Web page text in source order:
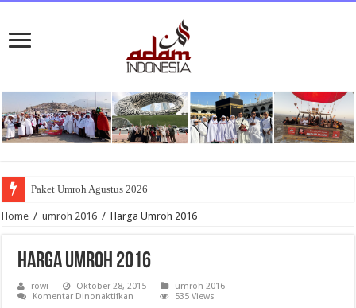
Paket Umroh Agustus 2026
Home / umroh 2016 / Harga Umroh 2016
Harga Umroh 2016
rowi Oktober 28, 2015
umroh 2016
Komentar Dinonaktifkan
535 Views